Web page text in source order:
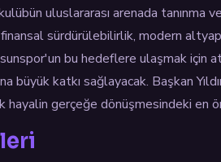
uluslararası arenada tanınma
sürdürülebilirlik, modern
bu hedeflere ulaşmak için
büyük katkı sağlayacak. Başkan
hayalin gerçeğe dönüşmesindeki en